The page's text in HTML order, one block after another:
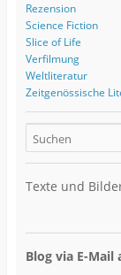
Rezension
Science Fiction
Slice of Life
Verfilmung
Weltliteratur
Zeitgenössische
Texte und
Blog via E-Mail